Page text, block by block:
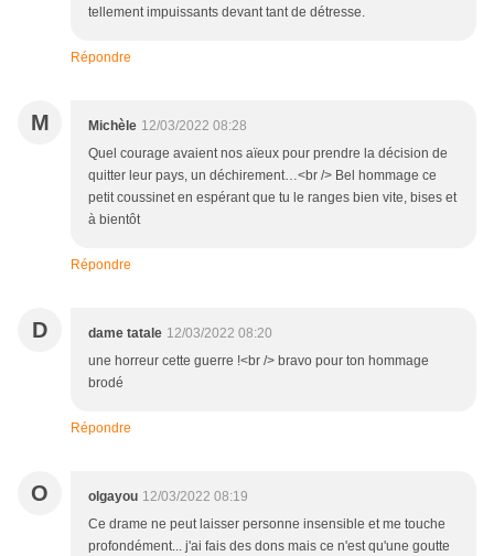
tellement impuissants devant tant de détresse.
Répondre
M Michèle 12/03/2022 08:28
Quel courage avaient nos aïeux pour prendre la décision de
quitter leur pays, un déchirement…<br /> Bel hommage ce
petit coussinet en espérant que tu le ranges bien vite, bises et
à bientôt
Répondre
D dame tatale 12/03/2022 08:20
une horreur cette guerre !<br /> bravo pour ton hommage
brodé
Répondre
O olgayou 12/03/2022 08:19
Ce drame ne peut laisser personne insensible et me touche
profondément... j'ai fais des dons mais ce n'est qu'une goutte